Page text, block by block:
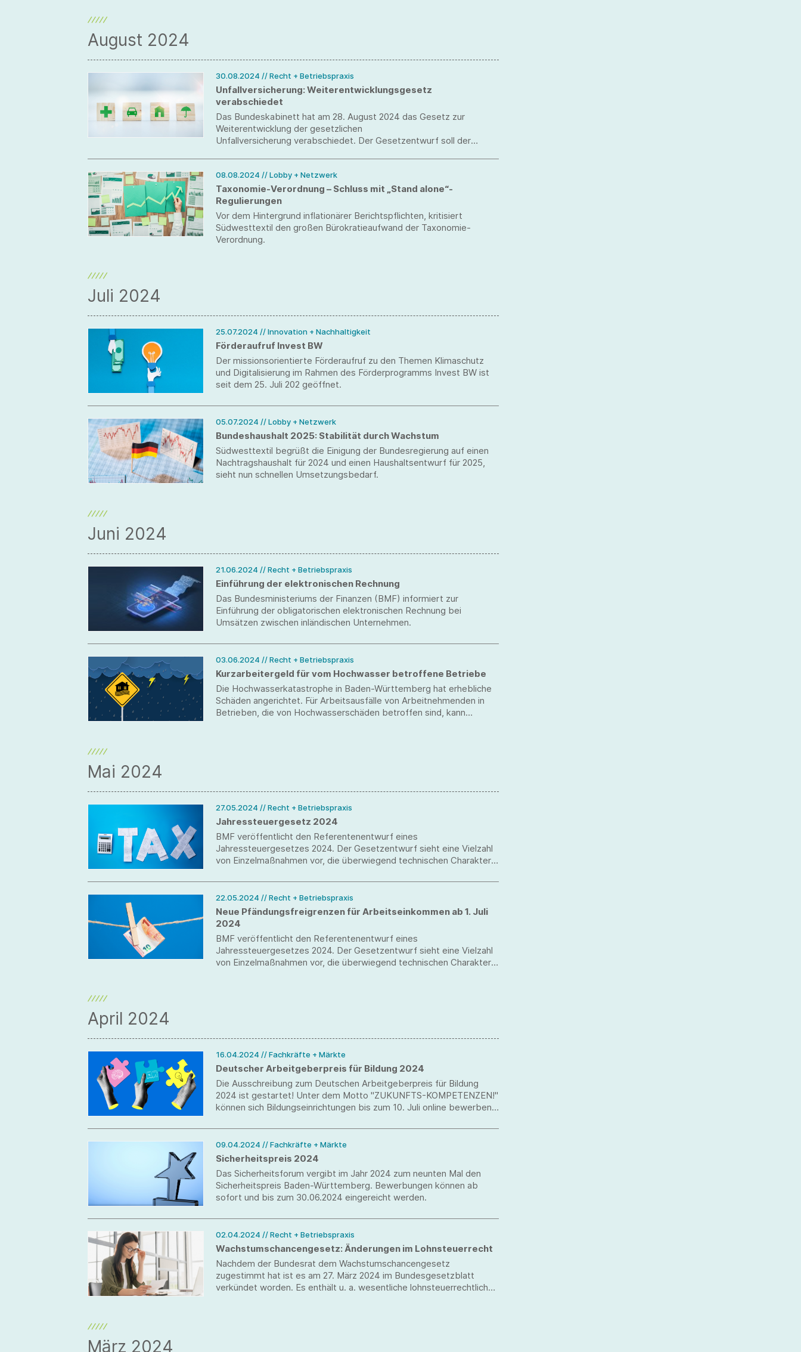
August 2024
30.08.2024 // Recht + Betriebspraxis
Unfallversicherung: Weiterentwicklungsgesetz
verabschiedet
Das Bundeskabinett hat am 28. August 2024 das Gesetz zur
Weiterentwicklung der gesetzlichen
Unfallversicherung verabschiedet. Der Gesetzentwurf soll der
08.08.2024 // Lobby + Netzwerk
Taxonomie-Verordnung – Schluss mit „Stand alone“-
Regulierungen
Vor dem Hintergrund inflationärer Berichtspflichten, kritisiert
Südwesttextil den großen Bürokratieaufwand der Taxonomie-
Verordnung.
Juli 2024
25.07.2024 // Innovation + Nachhaltigkeit
Förderaufruf Invest BW
Der missionsorientierte Förderaufruf zu den Themen Klimaschutz
und Digitalisierung im Rahmen des Förderprogramms Invest BW ist
seit dem 25. Juli 202 geöffnet.
05.07.2024 // Lobby + Netzwerk
Bundeshaushalt 2025: Stabilität durch Wachstum
Südwesttextil begrüßt die Einigung der Bundesregierung auf einen
Nachtragshaushalt für 2024 und einen Haushaltsentwurf für 2025,
sieht nun schnellen Umsetzungsbedarf.
Juni 2024
21.06.2024 // Recht + Betriebspraxis
Einführung der elektronischen Rechnung
Das Bundesministeriums der Finanzen (BMF) informiert zur
Einführung der obligatorischen elektronischen Rechnung bei
Umsätzen zwischen inländischen Unternehmen.
03.06.2024 // Recht + Betriebspraxis
Kurzarbeitergeld für vom Hochwasser betroffene Betriebe
Die Hochwasserkatastrophe in Baden-Württemberg hat erhebliche
Schäden angerichtet. Für Arbeitsausfälle von Arbeitnehmenden in
Betrieben, die von Hochwasserschäden betroffen sind, kann
Mai 2024
27.05.2024 // Recht + Betriebspraxis
Jahressteuergesetz 2024
BMF veröffentlicht den Referentenentwurf eines
Jahressteuergesetzes 2024. Der Gesetzentwurf sieht eine Vielzahl
von Einzelmaßnahmen vor, die überwiegend technischen Charakter
Umsatzsteuerrecht.
22.05.2024 // Recht + Betriebspraxis
Neue Pfändungsfreigrenzen für Arbeitseinkommen ab 1. Juli
2024
BMF veröffentlicht den Referentenentwurf eines
Jahressteuergesetzes 2024. Der Gesetzentwurf sieht eine Vielzahl
von Einzelmaßnahmen vor, die überwiegend technischen Charakter
April 2024
16.04.2024 // Fachkräfte + Märkte
Deutscher Arbeitgeberpreis für Bildung 2024
Die Ausschreibung zum Deutschen Arbeitgeberpreis für Bildung
2024 ist gestartet! Unter dem Motto "ZUKUNFTS-KOMPETENZEN!"
können sich Bildungseinrichtungen bis zum 10. Juli online bewerben.
Arbeitgebertag in Berlin statt.
09.04.2024 // Fachkräfte + Märkte
Sicherheitspreis 2024
Das Sicherheitsforum vergibt im Jahr 2024 zum neunten Mal den
Sicherheitspreis Baden-Württemberg. Bewerbungen können ab
sofort und bis zum 30.06.2024 eingereicht werden.
02.04.2024 // Recht + Betriebspraxis
Wachstumschancengesetz: Änderungen im Lohnsteuerrecht
Nachdem der Bundesrat dem Wachstumschancengesetz
zugestimmt hat ist es am 27. März 2024 im Bundesgesetzblatt
verkündet worden. Es enthält u. a. wesentliche lohnsteuerrechtliche
März 2024